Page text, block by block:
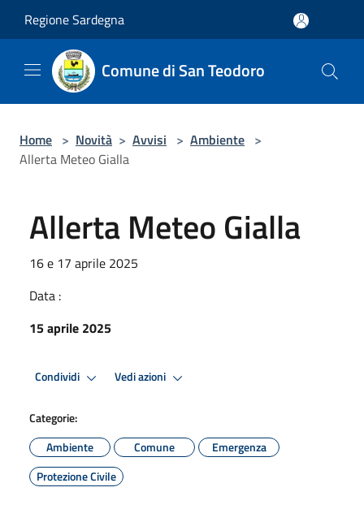
Regione Sardegna
Comune di San Teodoro
Home > Novità > Avvisi > Ambiente >
Allerta Meteo Gialla
Allerta Meteo Gialla
16 e 17 aprile 2025
Data :
15 aprile 2025
Condividi Vedi azioni
Categorie:
Ambiente
Comune
Emergenza
Protezione Civile